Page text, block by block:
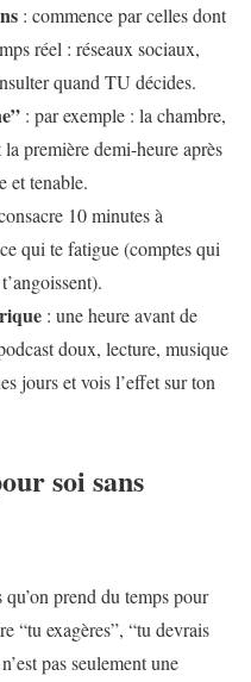
: commence par celles dont
réel : réseaux sociaux,
quand TU décides.
: par exemple : la chambre,
première demi-heure après
et tenable.
10 minutes à
qui te fatigue (comptes qui
: une heure avant de
doux, lecture, musique
jours et vois l’effet sur ton
soi sans
prend du temps pour
“tu exagères”, “tu devrais
pas seulement une